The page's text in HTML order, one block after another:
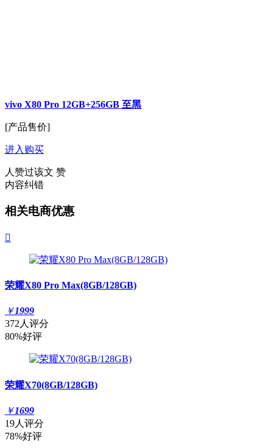
vivo X80 Pro 12GB+256GB 至黑
[产品售价]
进入购买
人赞过该文 赞
内容纠错
相关电商优惠

荣耀X80 Pro Max(8GB/128GB)
￥1999
372人评分
80%好评
荣耀X70(8GB/128GB)
￥1699
19人评分
78%好评